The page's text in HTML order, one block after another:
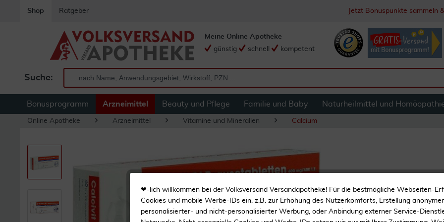
Shop Ratgeber Jetzt Bonuspunkte sammeln
Suche:
Meine Online Apotheke
günstig
schnell kompetent
Bonusprogramm Arzneimittel Beauty und Pflege Familie und Baby Naturheilmittel und
Online Apotheke Arzneimittel Vitamine und Mineralien Calcium
Bei Calcium und
❤-lich willkommen bei der Volksversand Versandapotheke! Für die bestmögliche Webseiten-
Cookies und mobile Werbe-IDs ein, z.B. zur Erhöhung des Nutzerkomforts, Erstellung
personalisierter- und nicht-personalisierter Werbung, oder Anbindung externer Service-